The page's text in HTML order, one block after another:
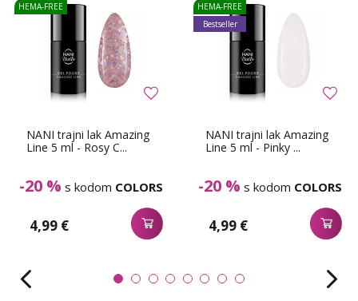
NANI trajni lak Amazing
Line 5 ml - Rosy C...
-20 % s kodom COLORS
4,99 €
HEMA-FREE
NANI trajni lak Amazing
Line 5 ml - Pinky ...
-20 % s kodom COLORS
4,99 €
HEMA-FREE
Bestseller